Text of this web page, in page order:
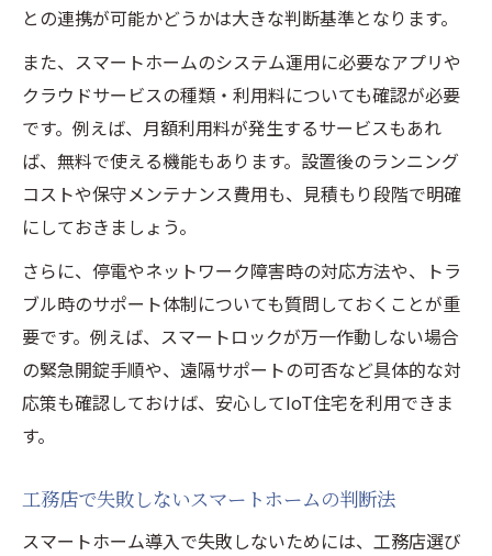
との連携が可能かどうかは大きな判断基準となります。
また、スマートホームのシステム運用に必要なアプリや
クラウドサービスの種類・利用料についても確認が必要
です。例えば、月額利用料が発生するサービスもあれ
ば、無料で使える機能もあります。設置後のランニング
コストや保守メンテナンス費用も、見積もり段階で明確
にしておきましょう。
さらに、停電やネットワーク障害時の対応方法や、トラ
ブル時のサポート体制についても質問しておくことが重
要です。例えば、スマートロックが万一作動しない場合
の緊急開錠手順や、遠隔サポートの可否など具体的な対
応策も確認しておけば、安心してIoT住宅を利用できま
す。
工務店で失敗しないスマートホームの判断法
スマートホーム導入で失敗しないためには、工務店選び